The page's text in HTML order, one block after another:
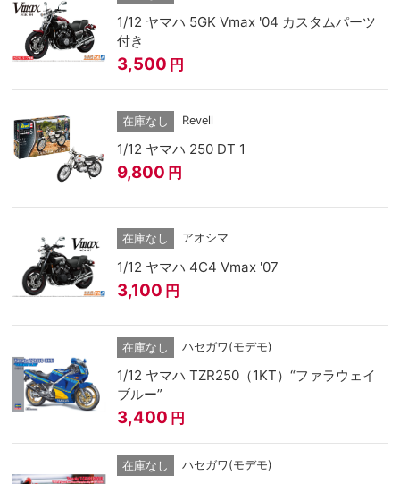
1/12 ヤマハ 5GK Vmax '04 カスタムパーツ
付き
3,500 円
在庫なし Revell
1/12 ヤマハ 250 DT 1
9,800 円
在庫なし アオシマ
1/12 ヤマハ 4C4 Vmax '07
3,100 円
在庫なし ハセガワ(モデモ)
1/12 ヤマハ TZR250（1KT）“ファラウェイ
ブルー”
3,400 円
在庫なし ハセガワ(モデモ)